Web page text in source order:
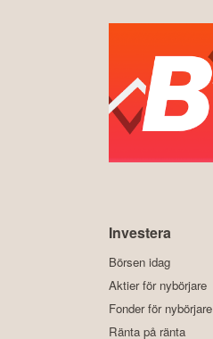
Investera
Börsen idag
Aktier för nybörjare
Fonder för nybörjare
Ränta på ränta